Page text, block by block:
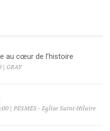
au cœur de l’histoire
| GRAY
| PESMES - Eglise Saint-Hilaire